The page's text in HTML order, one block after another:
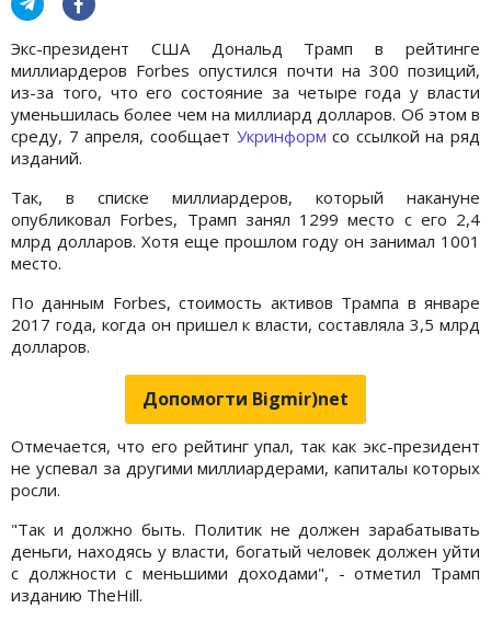
Экс-президент США Дональд Трамп в рейтинге
миллиардеров Forbes опустился почти на 300 позиций,
из-за того, что его состояние за четыре года у власти
уменьшилась более чем на миллиард долларов. Об этом в
среду, 7 апреля, сообщает Укринформ со ссылкой на ряд
изданий.
Так, в списке миллиардеров, который накануне
опубликовал Forbes, Трамп занял 1299 место с его 2,4
млрд долларов. Хотя еще прошлом году он занимал 1001
место.
По данным Forbes, стоимость активов Трампа в январе
2017 года, когда он пришел к власти, составляла 3,5 млрд
долларов.
Допомогти Bigmir)net
Отмечается, что его рейтинг упал, так как экс-президент
не успевал за другими миллиардерами, капиталы которых
росли.
"Так и должно быть. Политик не должен зарабатывать
деньги, находясь у власти, богатый человек должен уйти
с должности с меньшими доходами", - отметил Трамп
изданию TheHill.